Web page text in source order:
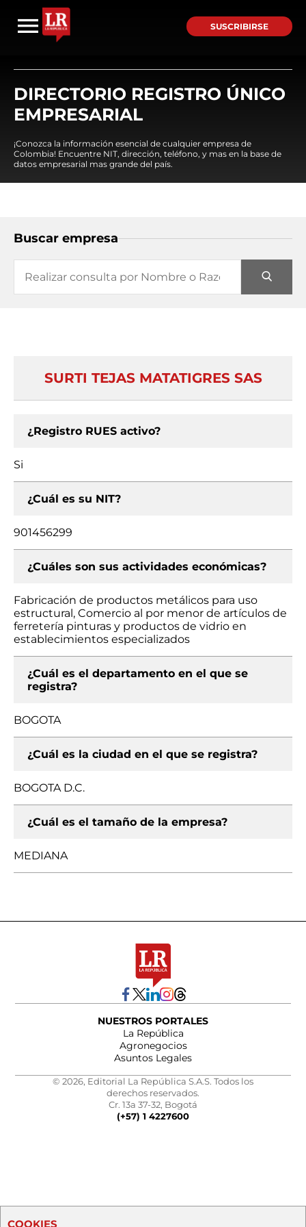
SUSCRIBIRSE
DIRECTORIO REGISTRO ÚNICO
EMPRESARIAL
¡Conozca la información esencial de cualquier empresa de
Colombia! Encuentre NIT, dirección, teléfono, y mas en la base de
datos empresarial mas grande del país.
Buscar empresa
SURTI TEJAS MATATIGRES SAS
¿Registro RUES activo?
Si
¿Cuál es su NIT?
901456299
¿Cuáles son sus actividades económicas?
Fabricación de productos metálicos para uso
estructural, Comercio al por menor de artículos de
ferretería pinturas y productos de vidrio en
establecimientos especializados
¿Cuál es el departamento en el que se
registra?
BOGOTA
¿Cuál es la ciudad en el que se registra?
BOGOTA D.C.
¿Cuál es el tamaño de la empresa?
MEDIANA
NUESTROS PORTALES
La República
Agronegocios
Asuntos Legales
© 2026, Editorial La República S.A.S. Todos los
derechos reservados.
Cr. 13a 37-32, Bogotá
(+57) 1 4227600
COOKIES